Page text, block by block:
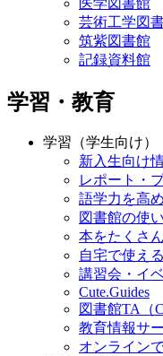
芸術工学図
筑紫図書館
記録資料館
学習・教育
学習（学生向け）
新入生向け
レポート・
語学力を高
図書館の使
本をたくさ
自宅で使え
講習会・イ
Cute.Guides
図書館TA（
教育情報サ
オンライン